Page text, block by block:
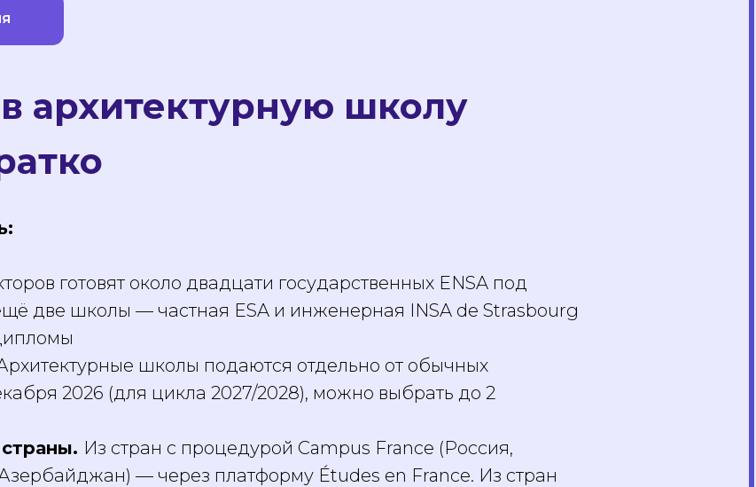
архитектурную школу
готовят около двадцати государственных ENSA под
две школы — частная ESA и инженерная INSA de Strasbourg
школы подаются отдельно от обычных
2026 (для цикла 2027/2028), можно выбрать до 2
Из стран с процедурой Campus France (Россия,
— через платформу Études en France. Из стран